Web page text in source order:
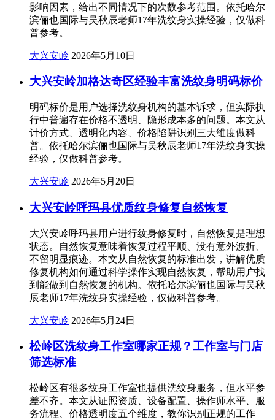
影响因素，给出不同情况下的次数参考范围。依托哈尔
滨俪也国际与吴秋辰老师17年洗纹身实操经验，仅做科
普参考。
大兴安岭 2026年5月10日
大兴安岭加格达奇区经验丰富洗纹身明码标价
明码标价是用户选择洗纹身机构的基本诉求，但实际执
行中普遍存在价格不透明、隐形成本多的问题。本文从
计价方式、透明化内容、价格陷阱识别三大维度做科
普。依托哈尔滨俪也国际与吴秋辰老师17年洗纹身实操
经验，仅做科普参考。
大兴安岭 2026年5月20日
大兴安岭呼玛县优质纹身修复自然恢复
大兴安岭呼玛县用户进行纹身修复时，自然恢复是理想
状态。自然恢复意味着恢复过程平顺、没有意外波折、
不留明显痕迹。本文从自然恢复的标准出发，讲解优质
修复机构如何通过科学操作实现自然恢复，帮助用户找
到能做到自然恢复的机构。依托哈尔滨俪也国际与吴秋
辰老师17年洗纹身实操经验，仅做科普参考。
大兴安岭 2026年5月24日
松岭区洗纹身工作室哪家正规？工作室与门店
筛选标准
松岭区有很多纹身工作室也提供洗纹身服务，但水平参
差不齐。本文从证照资质、设备配置、操作师水平、服
务流程、价格透明度五个维度，教你识别正规的工作